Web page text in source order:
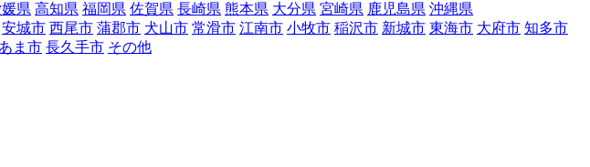
県 高知県 福岡県 佐賀県 長崎県 熊本県 大分県 宮崎県 鹿児島県 沖縄県
安城市 西尾市 蒲郡市 犬山市 常滑市 江南市 小牧市 稲沢市 新城市 東海市 大府市 知多市
あま市 長久手市 その他